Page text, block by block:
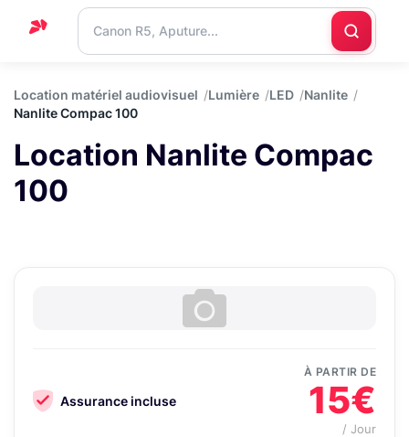
Support
Blog
Nous
contacter
Location matériel audiovisuel Lumière LED
Nanlite
Nanlite Compac 100
Location Nanlite Compac
100
Assurance incluse
À PARTIR DE
15€
/ Jour